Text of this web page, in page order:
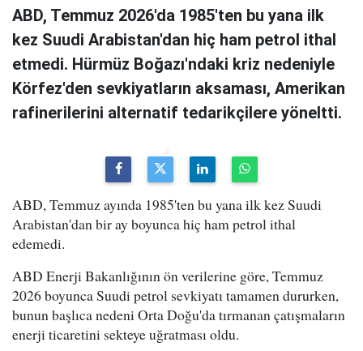
ABD, Temmuz 2026'da 1985'ten bu yana ilk
kez Suudi Arabistan'dan hiç ham petrol ithal
etmedi. Hürmüz Boğazı'ndaki kriz nedeniyle
Körfez'den sevkiyatların aksaması, Amerikan
rafinerilerini alternatif tedarikçilere yöneltti.
ABD, Temmuz ayında 1985'ten bu yana ilk kez Suudi
Arabistan'dan bir ay boyunca hiç ham petrol ithal
edemedi.
ABD Enerji Bakanlığının ön verilerine göre, Temmuz
2026 boyunca Suudi petrol sevkiyatı tamamen dururken,
bunun başlıca nedeni Orta Doğu'da tırmanan çatışmaların
enerji ticaretini sekteye uğratması oldu.